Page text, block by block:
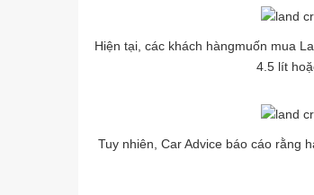
Hiện tại, các khách hàngmuốn mua
4.5 lít
Tuy nhiên, Car Advice báo cáo rằng